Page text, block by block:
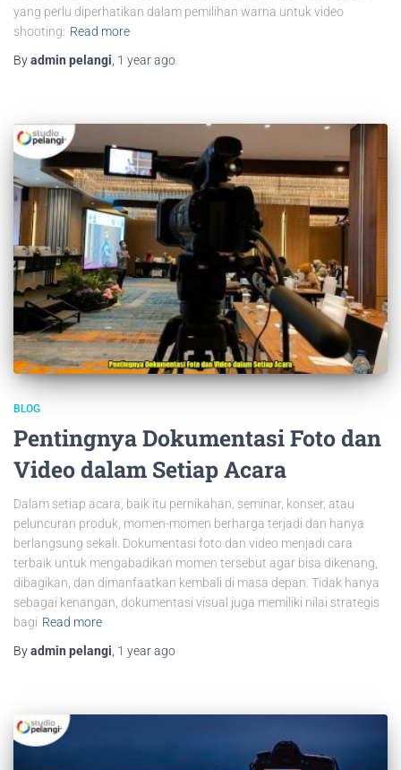
yang perlu diperhatikan dalam pemilihan warna untuk video
shooting: Read more
Byadmin pelangi 1 yearago
BLOG
Pentingnya Dokumentasi Foto dan
Video dalam Setiap Acara
Dalam setiap acara, baik itu pernikahan, seminar, konser, atau
peluncuran produk, momen-momen berharga terjadi dan hanya
berlangsung sekali. Dokumentasi foto dan video menjadi cara
terbaik untuk mengabadikan momen tersebut agar bisa dikenang,
dibagikan, dan dimanfaatkan kembali di masa depan. Tidak hanya
sebagai kenangan, dokumentasi visual juga memiliki nilai strategis
bagi Read more
Byadmin pelangi 1 yearago